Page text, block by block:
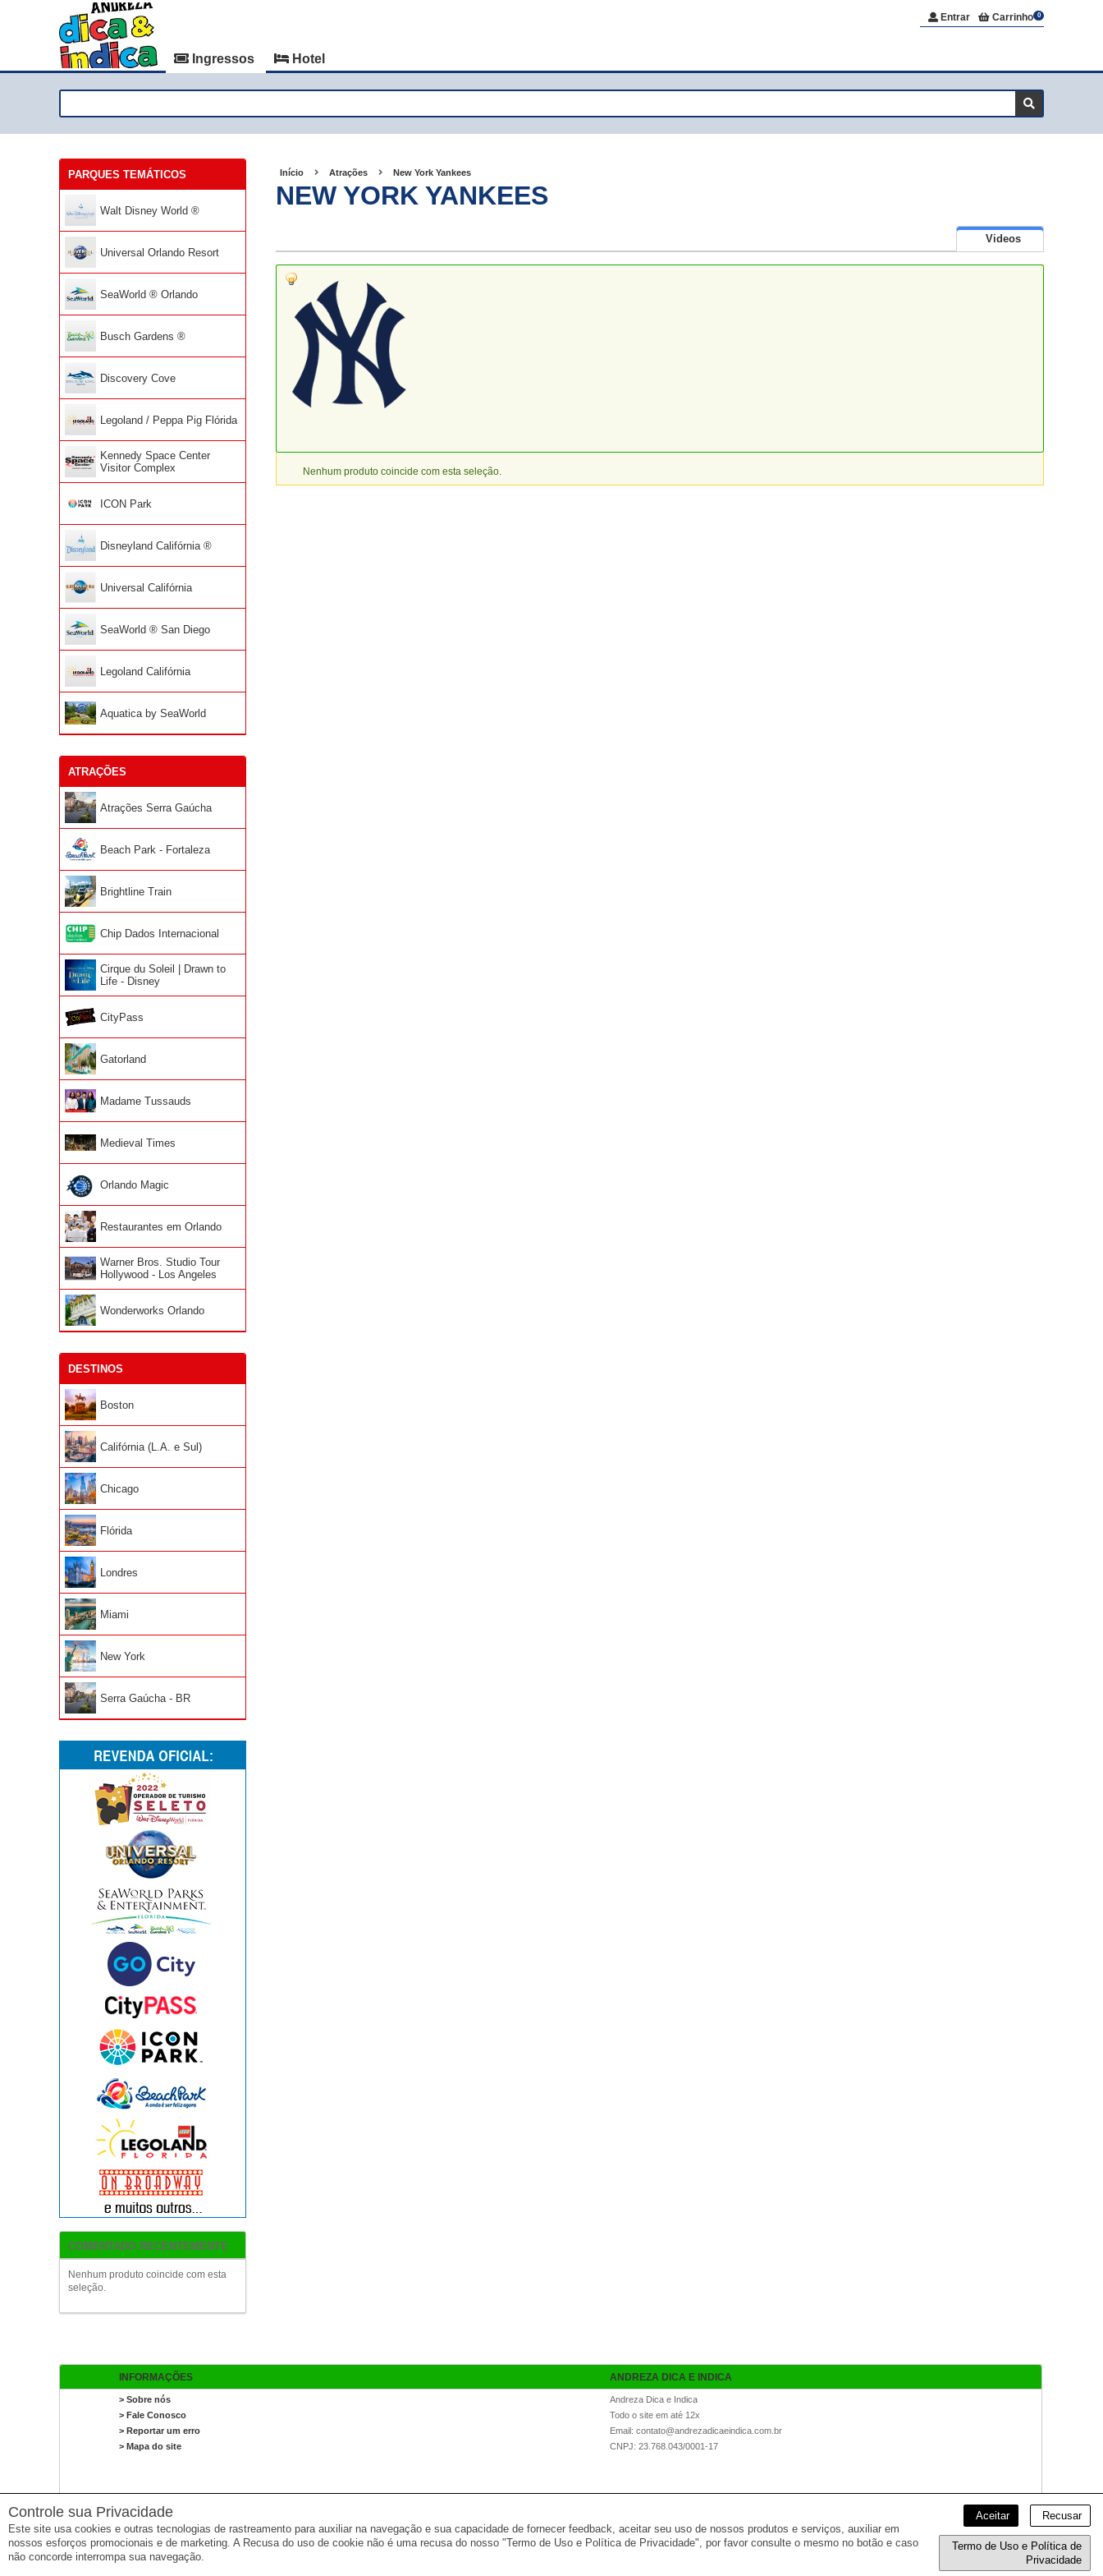
Entrar Carrinho 0
Ingressos Hotel
PARQUES TEMÁTICOS
Walt Disney World ®
Universal Orlando Resort
SeaWorld ® Orlando
Busch Gardens ®
Discovery Cove
Legoland / Peppa Pig Flórida
Kennedy Space Center
Visitor Complex
ICON Park
Disneyland Califórnia ®
Universal Califórnia
SeaWorld ® San Diego
Legoland Califórnia
Aquatica by SeaWorld
ATRAÇÕES
Atrações Serra Gaúcha
Beach Park - Fortaleza
Brightline Train
Chip Dados Internacional
Cirque du Soleil | Drawn to
Life - Disney
CityPass
Gatorland
Madame Tussauds
Medieval Times
Orlando Magic
Restaurantes em Orlando
Warner Bros. Studio Tour
Hollywood - Los Angeles
Wonderworks Orlando
DESTINOS
Boston
Califórnia (L.A. e Sul)
Chicago
Flórida
Londres
Miami
New York
Serra Gaúcha - BR
COMENTADO RECENTEMENTE
Nenhum produto coincide com esta
seleção.
Início Atrações New York Yankees
NEW YORK YANKEES
Videos
Nenhum produto coincide com esta seleção.
INFORMAÇÕES
> Sobre nós
> Fale Conosco
> Reportar um erro
> Mapa do site
ANDREZA DICA E INDICA
Andreza Dica e Indica
Todo o site em até 12x
Email: contato@andrezadicaeindica.com.br
CNPJ: 23.768.043/0001-17
© 2026 RCA Operadora Turística Ltda.
Controle sua Privacidade
Este site usa cookies e outras tecnologias de rastreamento para auxiliar na navegação e sua capacidade de fornecer feedback, aceitar seu uso de nossos produtos e serviços, auxiliar em
nossos esforços promocionais e de marketing. A Recusa do uso de cookie não é uma recusa do nosso "Termo de Uso e Política de Privacidade", por favor consulte o mesmo no botão e caso
não concorde interrompa sua navegação.
Aceitar Recusar
Termo de Uso e Política de
Privacidade